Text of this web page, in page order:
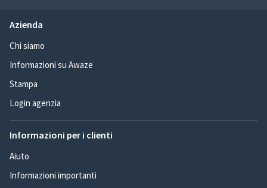
Azienda
Chi siamo
Informazioni su Awaze
Stampa
Login agenzia
Informazioni per i clienti
Aiuto
Informazioni importanti